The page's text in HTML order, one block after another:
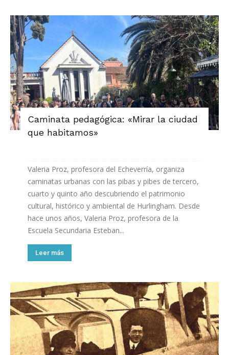
Caminata pedagógica: «Mirar la ciudad
que habitamos»
Valeria Proz, profesora del Echeverría, organiza
caminatas urbanas con las pibas y pibes de tercero,
cuarto y quinto año descubriendo el patrimonio
cultural, histórico y ambiental de Hurlingham. Desde
hace unos años, Valeria Proz, profesora de la
Escuela Secundaria Esteban...
Leer más